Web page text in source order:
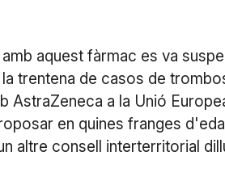
aquest fàrmac es va
trentena de casos de
AstraZeneca a la Unió
en quines franges
altre consell interterritorial